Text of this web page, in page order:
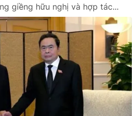
giềng hữu nghị và hợp tác...